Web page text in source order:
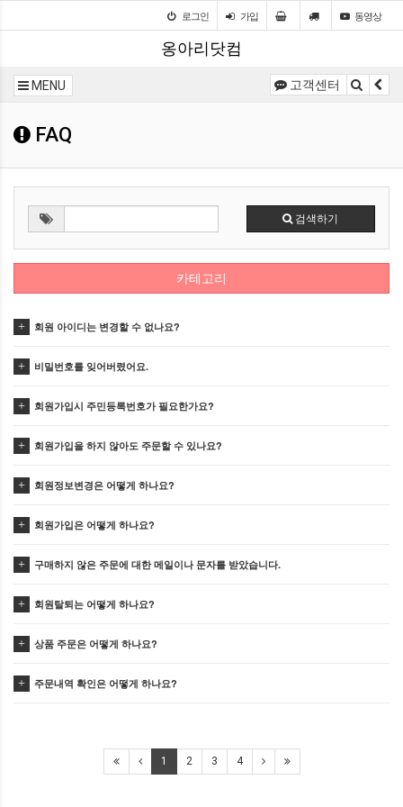
로그인 가입 동영상
옹아리닷컴
MENU 고객센터
FAQ
검색하기
카테고리
회원 아이디는 변경할 수 없나요?
비밀번호를 잊어버렸어요.
회원가입시 주민등록번호가 필요한가요?
회원가입을 하지 않아도 주문할 수 있나요?
회원정보변경은 어떻게 하나요?
회원가입은 어떻게 하나요?
구매하지 않은 주문에 대한 메일이나 문자를 받았습니다.
회원탈퇴는 어떻게 하나요?
상품 주문은 어떻게 하나요?
주문내역 확인은 어떻게 하나요?
1 2 3 4